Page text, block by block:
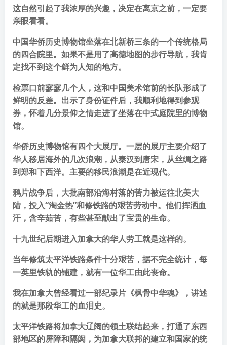
这自然引起了我浓厚的兴趣，决定在离京之前，一定要
亲眼看看。
中国华侨历史博物馆坐落在北新桥三条的一个传统格局
的四合院里。如果不是用了高德地图的步行导航，我肯
定找不到这个鲜为人知的地方。
检票口前寥寥几个人，这和中国美术馆前的长队形成了
鲜明的反差。出示了身份证件后，我顺利地得到参观
券，怀着几分景仰之情走进了坐落在中式庭院里的博物
馆。
华侨历史博物馆有四个大展厅。一层的展厅主要介绍了
华人移居海外的几次浪潮，从秦汉到唐宋，从丝绸之路
到郑和下西洋。主要的移民浪潮是在近现代。
鸦片战争后，大批南部沿海村落的苦力被运往北美大
陆，投入“淘金热”和修铁路的艰苦劳动中。他们挥洒血
汗，含辛茹苦，有些甚至献出了宝贵的生命。
十九世纪后期进入加拿大的华人劳工就是这样的。
当年修筑太平洋铁路条件十分艰苦，据不完全统计，每
一英里铁轨的铺建，就有一位华工由此丧命。
我在加拿大曾经看过一部纪录片《枫骨中华魂》，讲述
的就是那段华工的血泪史。
太平洋铁路将加拿大辽阔的领土联结起来，打通了东西
部地区的屏障和隔阂，为加拿大联邦的建立和国家的统